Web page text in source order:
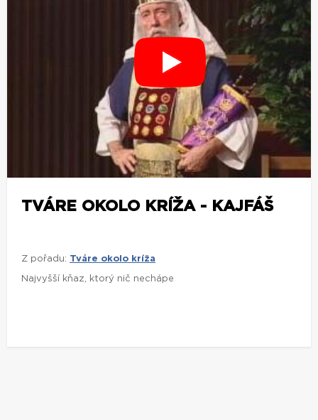
TVÁRE OKOLO KRÍŽA - KAJFÁŠ
Z pořadu: Tváre okolo kríža
Najvyšší kňaz, ktorý nič nechápe